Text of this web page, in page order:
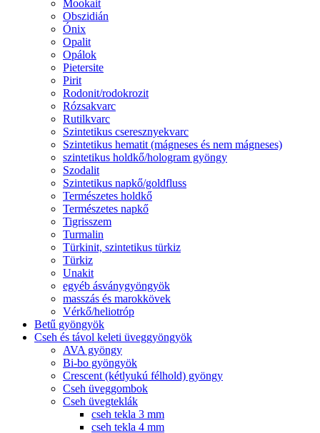
Mookait
Obszidián
Ónix
Opalit
Opálok
Pietersite
Pirit
Rodonit/rodokrozit
Rózsakvarc
Rutilkvarc
Szintetikus cseresznyekvarc
Szintetikus hematit (mágneses és nem mágneses)
szintetikus holdkő/hologram gyöngy
Szodalit
Szintetikus napkő/goldfluss
Természetes holdkő
Természetes napkő
Tigrisszem
Turmalin
Türkinit, szintetikus türkiz
Türkiz
Unakit
egyéb ásványgyöngyök
masszás és marokkövek
Vérkő/heliotróp
Betű gyöngyök
Cseh és távol keleti üveggyöngyök
AVA gyöngy
Bi-bo gyöngyök
Crescent (kétlyukú félhold) gyöngy
Cseh üveggombok
Cseh üvegteklák
cseh tekla 3 mm
cseh tekla 4 mm